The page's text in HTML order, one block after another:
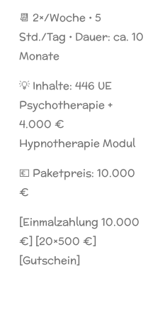
📆 2×/Woche • 5
Std./Tag • Dauer: ca. 10
Monate
💡 Inhalte: 446 UE
Psychotherapie +
4.000 €
Hypnotherapie Modul
💶 Paketpreis: 10.000
€
[Einmalzahlung 10.000
€] [20×500 €]
[Gutschein]